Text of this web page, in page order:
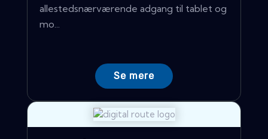
allestedsnærværende adgang til tablet og
mo...
Se mere